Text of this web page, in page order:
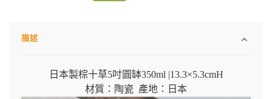
描述
日本製棕十草5吋圓缽350ml |13.3×5.3cmH
材質：陶瓷 產地：日本